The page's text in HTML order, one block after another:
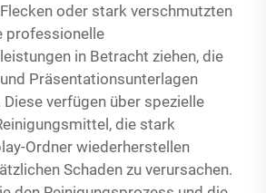
oder stark verschmutzten
professionelle
in Betracht ziehen, die
Präsentationsunterlagen
verfügen über spezielle
die stark
Ordner wiederherstellen
Schaden zu verursachen.